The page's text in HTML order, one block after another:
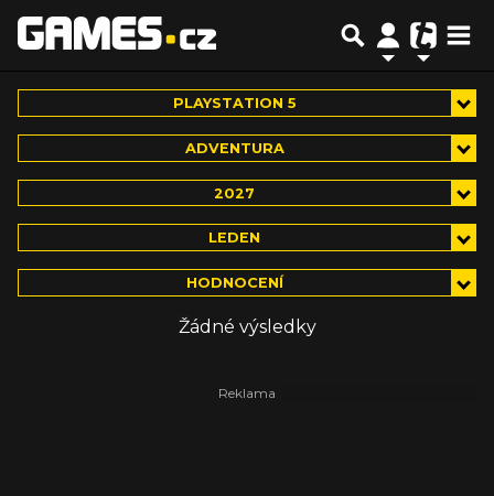
PLAYSTATION 5
ADVENTURA
2027
LEDEN
HODNOCENÍ
Žádné výsledky